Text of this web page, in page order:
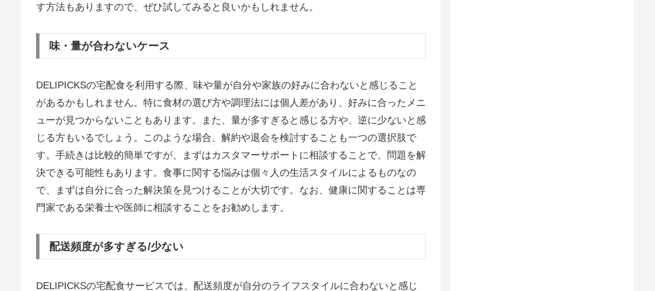
す方法もありますので、ぜひ試してみると良いかもしれません。
味・量が合わないケース
DELIPICKSの宅配食を利用する際、味や量が自分や家族の好みに合わないと感じること
があるかもしれません。特に食材の選び方や調理法には個人差があり、好みに合ったメニ
ューが見つからないこともあります。また、量が多すぎると感じる方や、逆に少ないと感
じる方もいるでしょう。このような場合、解約や退会を検討することも一つの選択肢で
す。手続きは比較的簡単ですが、まずはカスタマーサポートに相談することで、問題を解
決できる可能性もあります。食事に関する悩みは個々人の生活スタイルによるものなの
で、まずは自分に合った解決策を見つけることが大切です。なお、健康に関することは専
門家である栄養士や医師に相談することをお勧めします。
配送頻度が多すぎる/少ない
DELIPICKSの宅配食サービスでは、配送頻度が自分のライフスタイルに合わないと感じ